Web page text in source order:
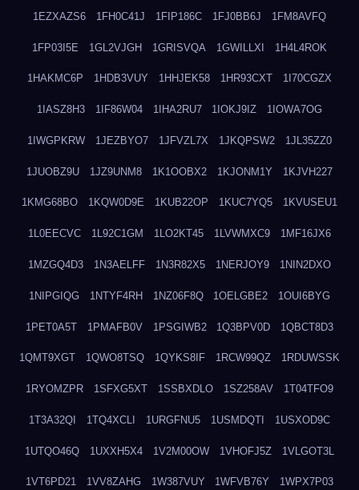
1EZXAZS6 1FH0C41J 1FIP186C 1FJ0BB6J 1FM8AVFQ
1FP03I5E 1GL2VJGH 1GRISVQA 1GWILLXI 1H4L4ROK
1HAKMC6P 1HDB3VUY 1HHJEK58 1HR93CXT 1I70CGZX
1IASZ8H3 1IF86W04 1IHA2RU7 1IOKJ9IZ 1IOWA7OG
1IWGPKRW 1JEZBYO7 1JFVZL7X 1JKQPSW2 1JL35ZZ0
1JUOBZ9U 1JZ9UNM8 1K1OOBX2 1KJONM1Y 1KJVH227
1KMG68BO 1KQW0D9E 1KUB22OP 1KUC7YQ5 1KVUSEU1
1L0EECVC 1L92C1GM 1LO2KT45 1LVWMXC9 1MF16JX6
1MZGQ4D3 1N3AELFF 1N3R82X5 1NERJOY9 1NIN2DXO
1NIPGIQG 1NTYF4RH 1NZ06F8Q 1OELGBE2 1OUI6BYG
1PET0A5T 1PMAFB0V 1PSGIWB2 1Q3BPV0D 1QBCT8D3
1QMT9XGT 1QWO8TSQ 1QYKS8IF 1RCW99QZ 1RDUWSSK
1RYOMZPR 1SFXG5XT 1SSBXDLO 1SZ258AV 1T04TFO9
1T3A32QI 1TQ4XCLI 1URGFNU5 1USMDQTI 1USXOD9C
1UTQO46Q 1UXXH5X4 1V2M00OW 1VHOFJ5Z 1VLGOT3L
1VT6PD21 1VV8ZAHG 1W387VUY 1WFVB76Y 1WPX7P03